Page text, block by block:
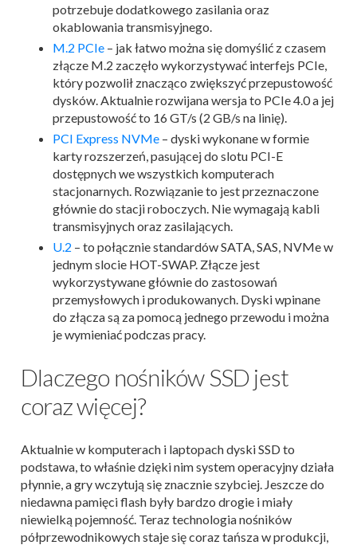
potrzebuje dodatkowego zasilania oraz
okablowania transmisyjnego.
M.2 PCIe – jak łatwo można się domyślić z czasem
złącze M.2 zaczęło wykorzystywać interfejs PCIe,
który pozwolił znacząco zwiększyć przepustowość
dysków. Aktualnie rozwijana wersja to PCIe 4.0 a jej
przepustowość to 16 GT/s (2 GB/s na linię).
PCI Express NVMe – dyski wykonane w formie
karty rozszerzeń, pasującej do slotu PCI-E
dostępnych we wszystkich komputerach
stacjonarnych. Rozwiązanie to jest przeznaczone
głównie do stacji roboczych. Nie wymagają kabli
transmisyjnych oraz zasilających.
U.2 – to połącznie standardów SATA, SAS, NVMe w
jednym slocie HOT-SWAP. Złącze jest
wykorzystywane głównie do zastosowań
przemysłowych i produkowanych. Dyski wpinane
do złącza są za pomocą jednego przewodu i można
je wymieniać podczas pracy.
Dlaczego nośników SSD jest
coraz więcej?
Aktualnie w komputerach i laptopach dyski SSD to
podstawa, to właśnie dzięki nim system operacyjny działa
płynnie, a gry wczytują się znacznie szybciej. Jeszcze do
niedawna pamięci flash były bardzo drogie i miały
niewielką pojemność. Teraz technologia nośników
półprzewodnikowych staje się coraz tańsza w produkcji,